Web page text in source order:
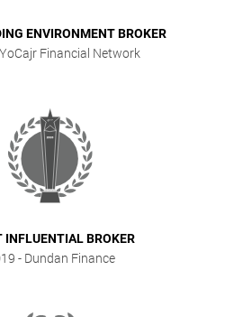
ENVIRONMENT BROKER
Financial Network
INFLUENTIAL BROKER
- Dundan Finance